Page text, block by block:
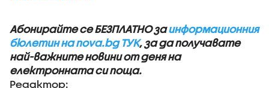
Абонирайте се БЕЗПЛАТНО заинформационния
бюлетин на nova.bg ТУК, за да получавате
най-важните новини от деня на
електронната си поща.
Редактор: